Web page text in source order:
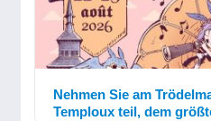
Nehmen Sie am
Temploux teil, dem